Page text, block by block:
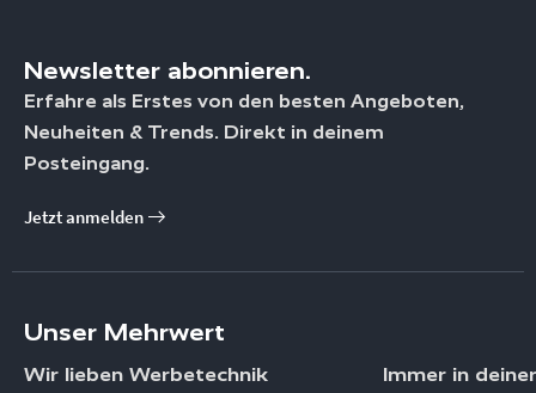
Newsletter abonnieren.
Erfahre als Erstes von den besten Angeboten,
Neuheiten & Trends. Direkt in deinem
Posteingang.
Jetzt anmelden
Unser Mehrwert
Wir lieben Werbetechnik
Immer in